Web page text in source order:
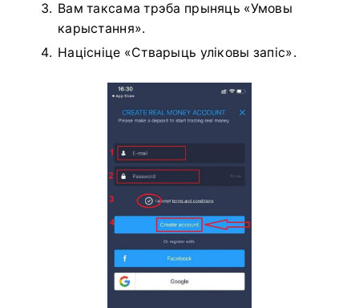
Вам таксама трэба прыняць «Умовы
карыстання».
Націсніце «Стварыць уліковы запіс».